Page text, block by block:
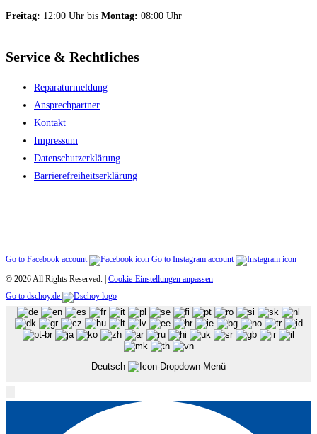
Freitag: 12:00 Uhr bis Montag: 08:00 Uhr
Service & Rechtliches
Reparaturmeldung
Ansprechpartner
Kontakt
Impressum
Datenschutzerklärung
Barriere­freiheitserklärung
Go to Facebook account
Go to Instagram account
© 2026 All Rights Reserved. | Cookie-Einstellungen anpassen
Go to dschoy.de
Deutsch